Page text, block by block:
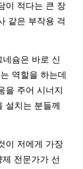
이 적다는 큰 장
같은 부작용 걱
슘은 바로 신
역할을 하는데
을 주어 시너지
설치는 분들께
이 저에게 가장
전문가가 선